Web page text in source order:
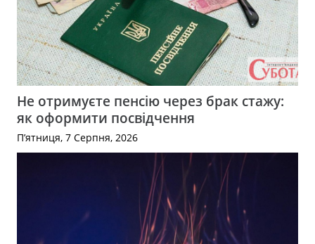
Не отримуєте пенсію через брак стажу:
як оформити посвідчення
П’ятниця, 7 Серпня, 2026